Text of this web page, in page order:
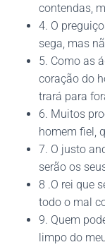
contendas,
4. O
sega, mas
5. Como as
coração do
trará para
6. Muitos
homem fiel,
7. O justo
serão os
8 .O rei que
todo o mal
9. Quem
limpo do